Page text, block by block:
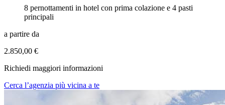
8 pernottamenti in hotel con prima colazione e 4 pasti
principali
a partire da
2.850,00 €
Richiedi maggiori informazioni
Cerca l’agenzia più vicina a te